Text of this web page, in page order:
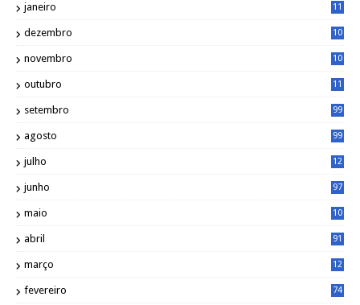
janeiro
11
dezembro
10
novembro
10
outubro
11
setembro 99
agosto 99
julho
12
junho 97
maio
10
abril 91
março
12
fevereiro 74